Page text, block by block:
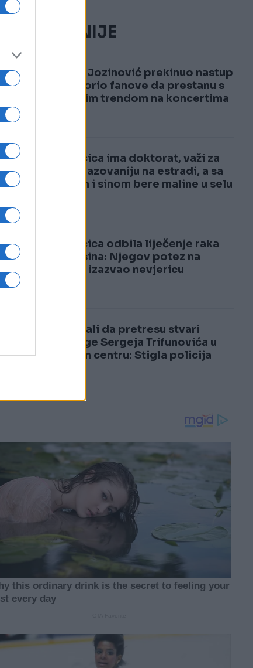
NAJČITANIJE
1
Jakov Jozinović prekinuo nastup
i upozorio fanove da prestanu s
opasnim trendom na koncertima
2
Pjevačica ima doktorat, važi za
najobrazovaniju na estradi, a sa
mužem i sinom bere maline u selu
3
Pjevačica odbila liječenje raka
zbog sina: Njegov potez na
samrti izazvao nevjericu
4
Pokušali da pretresu stvari
supruge Sergeja Trifunovića u
tržnom centru: Stigla policija